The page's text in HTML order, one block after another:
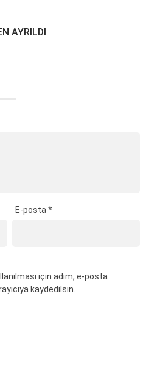
AYRILDI
E-posta*
için adım, e-posta
kaydedilsin.